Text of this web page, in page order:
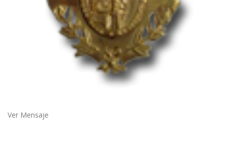
Ver Mensaje